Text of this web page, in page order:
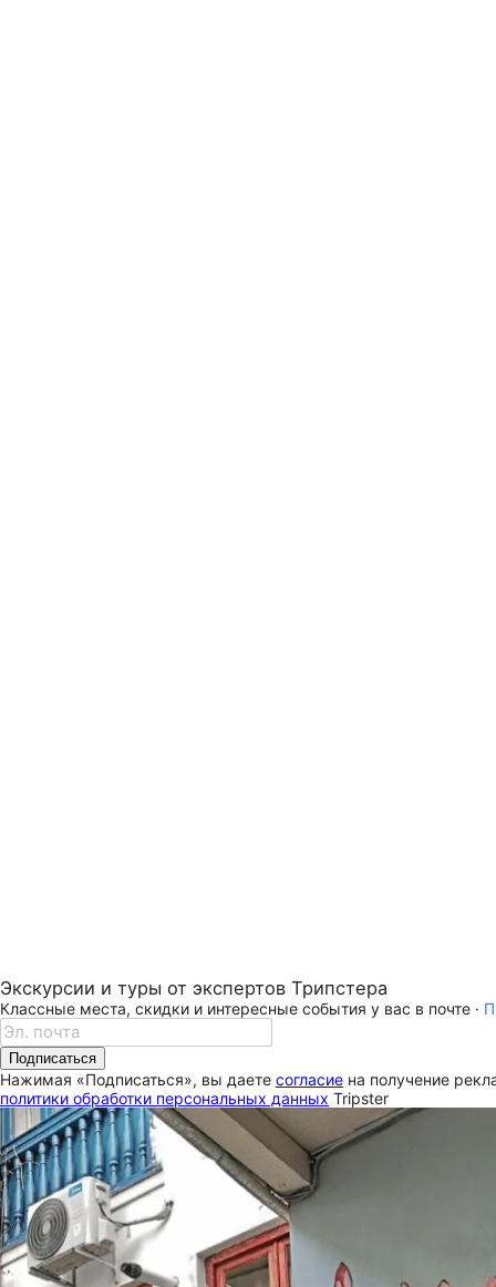
Экскурсии и туры от экспертов Трипстера
Классные места, скидки и интересные события у вас в почте ·
Подписаться
Нажимая «Подписаться», вы даете согласие на получение
политики обработки персональных данных Tripster